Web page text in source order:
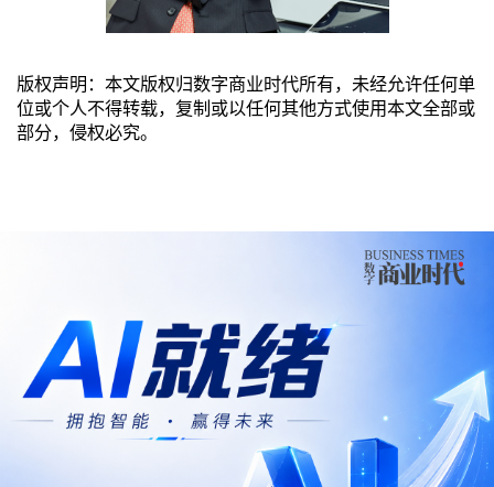
版权声明：本文版权归数字商业时代所有，未经允许任何单
位或个人不得转载，复制或以任何其他方式使用本文全部或
部分，侵权必究。